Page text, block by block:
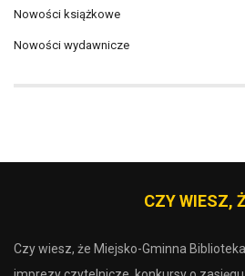
Nowości książkowe
Nowości wydawnicze
CZY WIESZ,
Czy wiesz, że Miejsko-Gminna